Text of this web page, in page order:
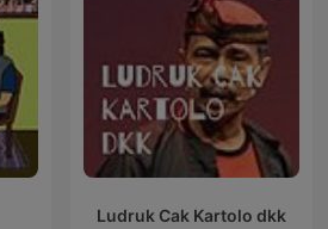
Ludruk Cak Kartolo dkk